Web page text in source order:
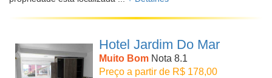
Hotel Jardim Do Mar
Muito Bom Nota 8.1
Preço a partir de R$ 178,00